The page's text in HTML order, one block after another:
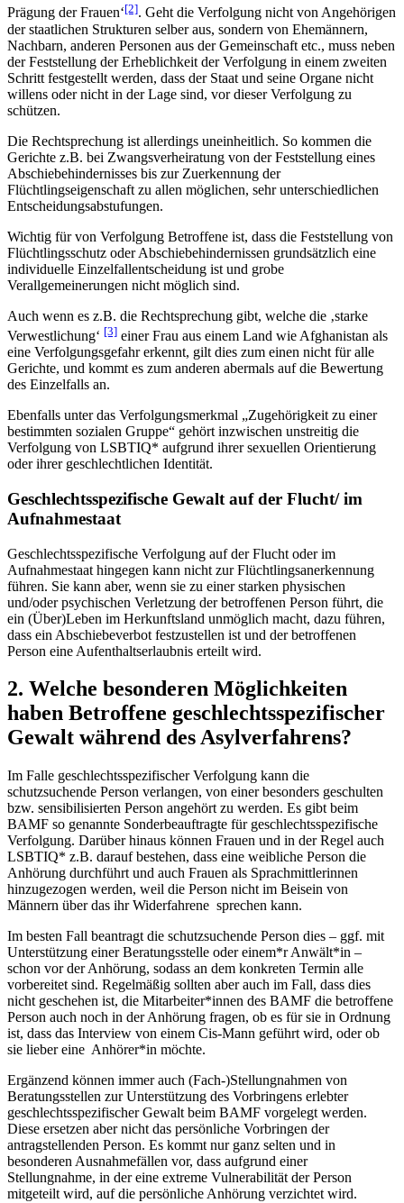
Prägung der Frauen‘[2]. Geht die Verfolgung nicht von Angehörigen
der staatlichen Strukturen selber aus, sondern von Ehemännern,
Nachbarn, anderen Personen aus der Gemeinschaft etc., muss neben
der Feststellung der Erheblichkeit der Verfolgung in einem zweiten
Schritt festgestellt werden, dass der Staat und seine Organe nicht
willens oder nicht in der Lage sind, vor dieser Verfolgung zu
schützen.
Die Rechtsprechung ist allerdings uneinheitlich. So kommen die
Gerichte z.B. bei Zwangsverheiratung von der Feststellung eines
Abschiebehindernisses bis zur Zuerkennung der
Flüchtlingseigenschaft zu allen möglichen, sehr unterschiedlichen
Entscheidungsabstufungen.
Wichtig für von Verfolgung Betroffene ist, dass die Feststellung von
Flüchtlingsschutz oder Abschiebehindernissen grundsätzlich eine
individuelle Einzelfallentscheidung ist und grobe
Verallgemeinerungen nicht möglich sind.
Auch wenn es z.B. die Rechtsprechung gibt, welche die ‚starke
Verwestlichung‘ [3] einer Frau aus einem Land wie Afghanistan als
eine Verfolgungsgefahr erkennt, gilt dies zum einen nicht für alle
Gerichte, und kommt es zum anderen abermals auf die Bewertung
des Einzelfalls an.
Ebenfalls unter das Verfolgungsmerkmal „Zugehörigkeit zu einer
bestimmten sozialen Gruppe“ gehört inzwischen unstreitig die
Verfolgung von LSBTIQ* aufgrund ihrer sexuellen Orientierung
oder ihrer geschlechtlichen Identität.
Geschlechtsspezifische Gewalt auf der Flucht/ im
Aufnahmestaat
Geschlechtsspezifische Verfolgung auf der Flucht oder im
Aufnahmestaat hingegen kann nicht zur Flüchtlingsanerkennung
führen. Sie kann aber, wenn sie zu einer starken physischen
und/oder psychischen Verletzung der betroffenen Person führt, die
ein (Über)Leben im Herkunftsland unmöglich macht, dazu führen,
dass ein Abschiebeverbot festzustellen ist und der betroffenen
Person eine Aufenthaltserlaubnis erteilt wird.
2. Welche besonderen Möglichkeiten
haben Betroffene geschlechtsspezifischer
Gewalt während des Asylverfahrens?
Im Falle geschlechtsspezifischer Verfolgung kann die
schutzsuchende Person verlangen, von einer besonders geschulten
bzw. sensibilisierten Person angehört zu werden. Es gibt beim
BAMF so genannte Sonderbeauftragte für geschlechtsspezifische
Verfolgung. Darüber hinaus können Frauen und in der Regel auch
LSBTIQ* z.B. darauf bestehen, dass eine weibliche Person die
Anhörung durchführt und auch Frauen als Sprachmittlerinnen
hinzugezogen werden, weil die Person nicht im Beisein von
Männern über das ihr Widerfahrene sprechen kann.
Im besten Fall beantragt die schutzsuchende Person dies – ggf. mit
Unterstützung einer Beratungsstelle oder einem*r Anwält*in –
schon vor der Anhörung, sodass an dem konkreten Termin alle
vorbereitet sind. Regelmäßig sollten aber auch im Fall, dass dies
nicht geschehen ist, die Mitarbeiter*innen des BAMF die betroffene
Person auch noch in der Anhörung fragen, ob es für sie in Ordnung
ist, dass das Interview von einem Cis-Mann geführt wird, oder ob
sie lieber eine Anhörer*in möchte.
Ergänzend können immer auch (Fach-)Stellungnahmen von
Beratungsstellen zur Unterstützung des Vorbringens erlebter
geschlechtsspezifischer Gewalt beim BAMF vorgelegt werden.
Diese ersetzen aber nicht das persönliche Vorbringen der
antragstellenden Person. Es kommt nur ganz selten und in
besonderen Ausnahmefällen vor, dass aufgrund einer
Stellungnahme, in der eine extreme Vulnerabilität der Person
mitgeteilt wird, auf die persönliche Anhörung verzichtet wird.